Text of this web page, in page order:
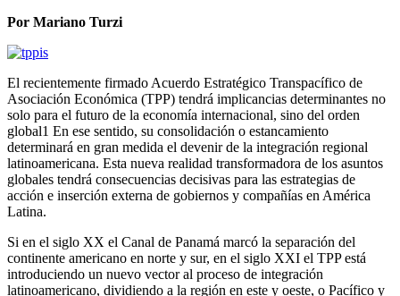
Por Mariano Turzi
El recientemente firmado Acuerdo Estratégico Transpacífico de
Asociación Económica (TPP) tendrá implicancias determinantes no
solo para el futuro de la economía internacional, sino del orden
global1 En ese sentido, su consolidación o estancamiento
determinará en gran medida el devenir de la integración regional
latinoamericana. Esta nueva realidad transformadora de los asuntos
globales tendrá consecuencias decisivas para las estrategias de
acción e inserción externa de gobiernos y compañías en América
Latina.
Si en el siglo XX el Canal de Panamá marcó la separación del
continente americano en norte y sur, en el siglo XXI el TPP está
introduciendo un nuevo vector al proceso de integración
latinoamericano, dividiendo a la región en este y oeste, o Pacífico y